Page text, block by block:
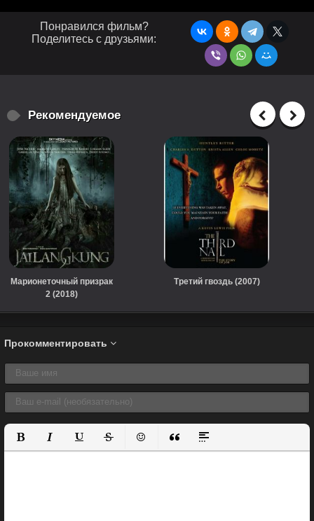
Понравился фильм?
Поделитесь с друзьями:
Рекомендуемое
Марионеточный призрак
2 (2018)
Третий гвоздь (2007)
Прокомментировать
Полужирный
КурсивПодчеркнутый
ЗачеркнутыйВставить смайлик
Вставка цитаты
Вставка спойлера